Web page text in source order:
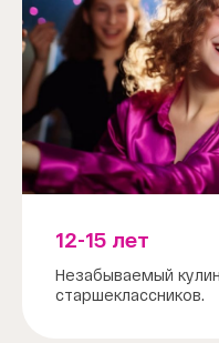
12-15 лет
Незабываемый
старшеклассников.